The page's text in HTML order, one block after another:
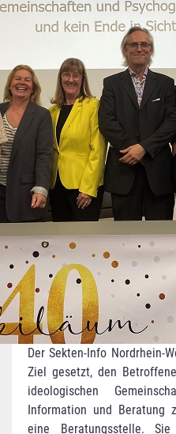
Der Sekten-Info Nordrhein-
Ziel gesetzt, den
ideologischen
Information und Beratung
eine Beratungsstelle.